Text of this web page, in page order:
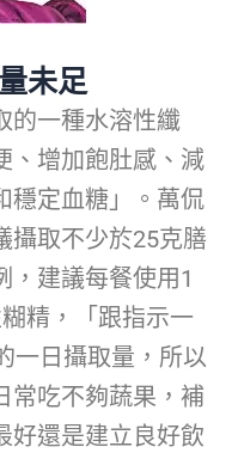
未足
的一種水溶性纖
、增加飽肚感、減
穩定血糖」。萬侃
攝取不少於25克膳
，建議每餐使用1
精，「跟指示一
一日攝取量，所以
常吃不夠蔬果，補
好還是建立良好飲